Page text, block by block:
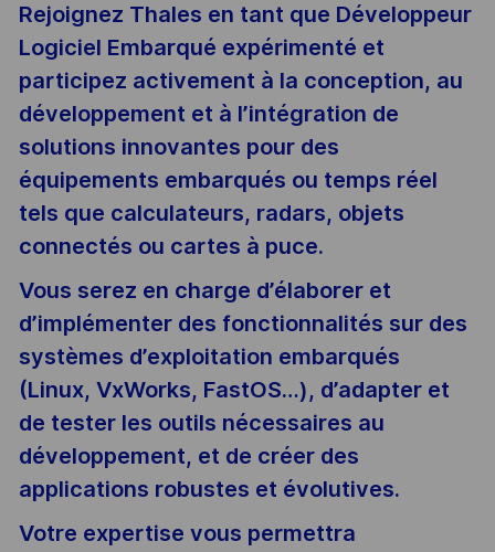
Rejoignez Thales en tant que Développeur
Logiciel Embarqué expérimenté et
participez activement à la conception, au
développement et à l’intégration de
solutions innovantes pour des
équipements embarqués ou temps réel
tels que calculateurs, radars, objets
connectés ou cartes à puce.
Vous serez en charge d’élaborer et
d’implémenter des fonctionnalités sur des
systèmes d’exploitation embarqués
(Linux, VxWorks, FastOS…), d’adapter et
de tester les outils nécessaires au
développement, et de créer des
applications robustes et évolutives.
Votre expertise vous permettra